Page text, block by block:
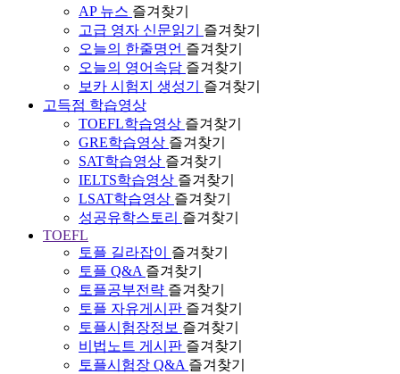
AP 뉴스 즐겨찾기
고급 영자 신문읽기
즐겨찾기
오늘의 한줄명언 즐겨찾기
오늘의 영어속담 즐겨찾기
보카 시험지 생성기
즐겨찾기
고득점 학습영상
TOEFL학습영상 즐겨찾기
GRE학습영상 즐겨찾기
SAT학습영상 즐겨찾기
IELTS학습영상 즐겨찾기
LSAT학습영상 즐겨찾기
성공유학스토리 즐겨찾기
TOEFL
토플 길라잡이
즐겨찾기
토플 Q&A 즐겨찾기
토플공부전략 즐겨찾기
토플 자유게시판 즐겨찾기
토플시험장정보 즐겨찾기
비법노트 게시판 즐겨찾기
토플시험장 Q&A 즐겨찾기